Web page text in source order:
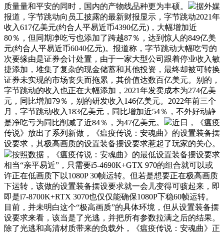
质量量和平安的同时，国内的产物线品种更为丰硕。
据外媒
报道，字节跳动向员工披露的最新财报显示，字节跳动2021年
收入617亿美元(约合人平易近币4390亿元)，大幅增加近
80％，但同期净吃亏也添加了跨越87％，达到惊人的849亿美
元(约合人平易近币6040亿元)。报道称，字节跳动大幅吃亏的
次要缘由是证券会计处置，由于一家大型公司跟着停业收入敏
捷添加，堆集了复杂的现金储蓄和其他投资，最终却被可转换
证券未实现的市场丧失而拖累，其价值达数百亿美元。别的，
字节跳动的收入也正在大幅添加，2021年发卖成本为274亿美
元，同比增加79％，别的研发收入146亿美元。2022年前三个
月，字节跳动收入183亿美元，同比增加近54％，不外好动静
是净吃亏为同比削减了近84％，为47亿美元。
近日，《瘟疫
传说》放出了系列新做，《瘟疫传说：安魂曲》的设置装备摆
设要求，其极高画质的设置装备摆设要求惹起了玩家的关心。
按照数据，《瘟疫传说：安魂曲》的最低设置装备摆设要求
相当“亲平易近”，只需要i5-4690K+GTX 970的组合就可以或
许正在低画质下以1080P 30帧运转。但若是想要正在极高画质
下运转，该做的设置装备摆设要求就一会儿变得可骇起来，即
即是i7-8700K+RTX 3070也仅仅能确保1080P下稳60帧运转。
目前，并未明白这个“极高画质”的具体环境，但从设置装备摆
设要求来看，该当是了光逃，并把所有参数拉满之后的结果。
除了光逃和高清材质带来的负载外，《瘟疫传说：安魂曲》正